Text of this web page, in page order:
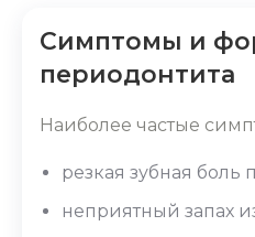
Симптомы и
периодонтита
Наиболее частые
резкая зубная боль
неприятный запах